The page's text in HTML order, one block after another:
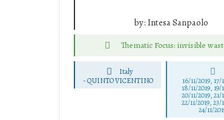
by: Intesa Sanpaolo
Thematic Focus: invisible
Italy
-QUINTO VICENTINO 16/11/2019, 17/
18/11/2019, 19/
20/11/2019, 21/
22/11/2019, 23/
24/11/